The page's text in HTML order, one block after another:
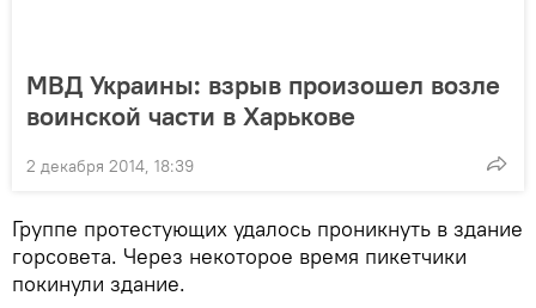
МВД Украины: взрыв произошел возле
воинской части в Харькове
2 декабря 2014, 18:39
Группе протестующих удалось проникнуть в здание
горсовета. Через некоторое время пикетчики
покинули здание.